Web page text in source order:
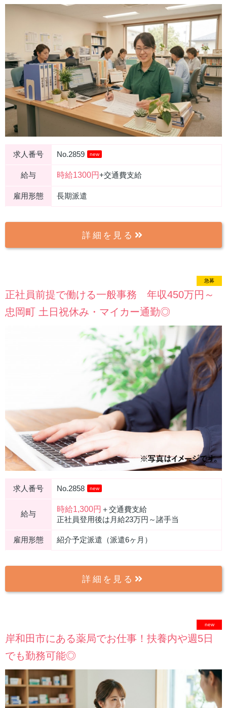
求人番号 No.2859 new
給与 時給1300円+交通費支給
雇用形態 長期派遣
詳細を見る
new
急募
正社員前提で働ける一般事務 年収450万円～
忠岡町 土日祝休み・マイカー通勤◎
求人番号 No.2858 new
給与
時給1,300円 ＋交通費支給
正社員登用後は月給23万円～諸手当
雇用形態 紹介予定派遣（派遣6ヶ月）
詳細を見る
new
岸和田市にある薬局でお仕事！扶養内や週5日
でも勤務可能◎